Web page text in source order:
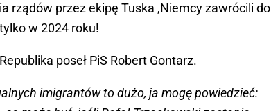
rządów przez ekipę Tuska ,Niemcy zawrócili do
w 2024 roku!
poseł PiS Robert Gontarz.
imigrantów to dużo, ja mogę powiedzieć: